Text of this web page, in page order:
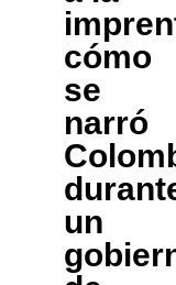
cómo
se
narró
un